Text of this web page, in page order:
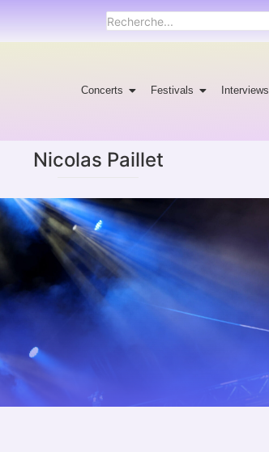
Concerts Festivals Interviews
Nicolas Paillet